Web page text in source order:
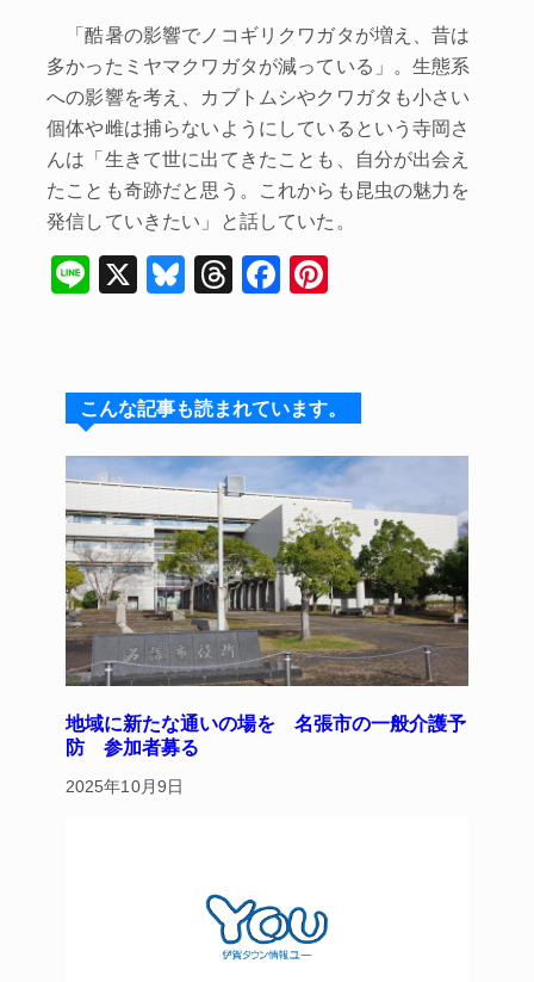
「酷暑の影響でノコギリクワガタが増え、昔は
多かったミヤマクワガタが減っている」。生態系
への影響を考え、カブトムシやクワガタも小さい
個体や雌は捕らないようにしているという寺岡さ
んは「生きて世に出てきたことも、自分が出会え
たことも奇跡だと思う。これからも昆虫の魅力を
発信していきたい」と話していた。
Li
X
Bl
s
k
y
T
a
d
s
F
e
b
o
o
k
e
st
こんな記事も読まれています。
地域に新たな通いの場を 名張市の一般介護予
防 参加者募る
2025年10月9日